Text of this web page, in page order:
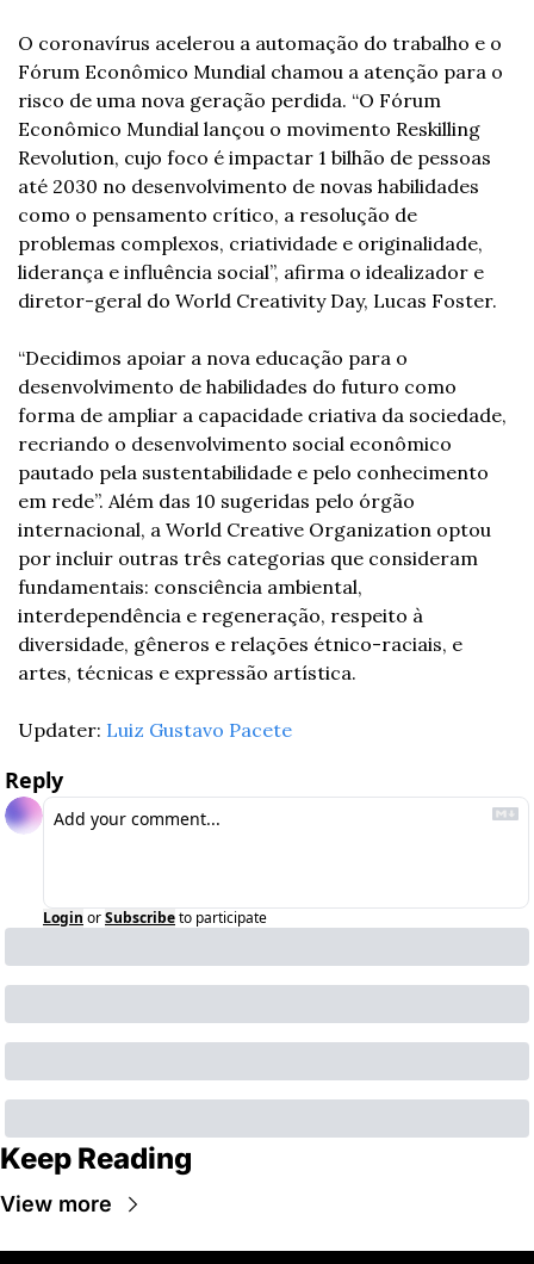
O coronavírus acelerou a automação do trabalho e o
Fórum Econômico Mundial chamou a atenção para o
risco de uma nova geração perdida. “O Fórum
Econômico Mundial lançou o movimento Reskilling
Revolution, cujo foco é impactar 1 bilhão de pessoas
até 2030 no desenvolvimento de novas habilidades
como o pensamento crítico, a resolução de
problemas complexos, criatividade e originalidade,
liderança e influência social”, afirma o idealizador e
diretor-geral do World Creativity Day, Lucas Foster.
“Decidimos apoiar a nova educação para o
desenvolvimento de habilidades do futuro como
forma de ampliar a capacidade criativa da sociedade,
recriando o desenvolvimento social econômico
pautado pela sustentabilidade e pelo conhecimento
em rede”. Além das 10 sugeridas pelo órgão
internacional, a World Creative Organization optou
por incluir outras três categorias que consideram
fundamentais: consciência ambiental,
interdependência e regeneração, respeito à
diversidade, gêneros e relações étnico-raciais, e
artes, técnicas e expressão artística.
Updater: Luiz Gustavo Pacete
Reply
Login orSubscribeto participate
Keep Reading
View more